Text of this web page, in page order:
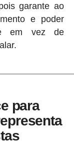
garante ao
e poder
em vez de
para